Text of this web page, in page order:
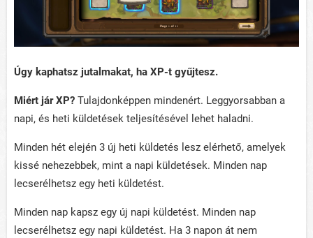
Úgy kaphatsz jutalmakat, ha XP-t gyűjtesz.
Miért jár XP? Tulajdonképpen mindenért. Leggyorsabban a
napi, és heti küldetések teljesítésével lehet haladni.
Minden hét elején 3 új heti küldetés lesz elérhető, amelyek
kissé nehezebbek, mint a napi küldetések. Minden nap
lecserélhetsz egy heti küldetést.
Minden nap kapsz egy új napi küldetést. Minden nap
lecserélhetsz egy napi küldetést. Ha 3 napon át nem